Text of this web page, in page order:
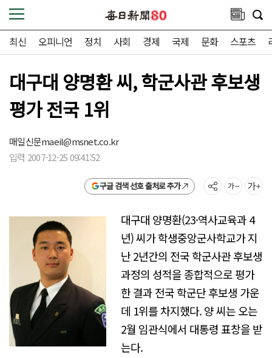
최신 오피니언 정치 사회 경제 국제 문화 스포츠
대구대 양명환 씨, 학군사관 후보생
평가 전국 1위
매일신문maeil@msnet.co.kr
입력 2007-12-25 09:41:52
구글 검색 선호 출처로 추가
대구대 양명환(23·역사교육과 4
년) 씨가 학생중앙군사학교가 지
난 2년간의 전국 학군사관 후보생
과정의 성적을 종합적으로 평가
한 결과 전국 학군단 후보생 가운
데 1위를 차지했다. 양 씨는 오는
2월 임관식에서 대통령 표창을 받
는다.